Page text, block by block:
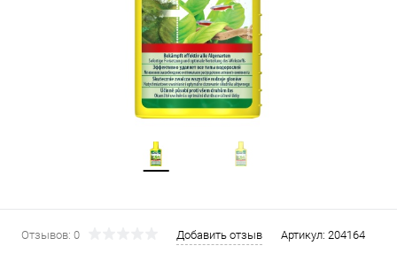
Отзывов: 0 Добавить отзыв Артикул: 204164